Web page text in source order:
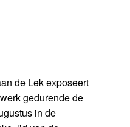
de Lek exposeert
gedurende de
in de